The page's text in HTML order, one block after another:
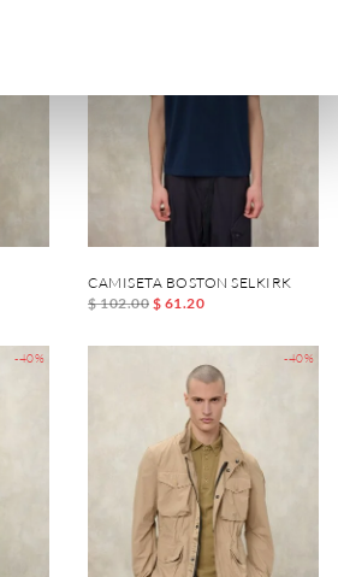
CAMISETA BOSTON SELKIRK
$ 102.00 $ 61.20
-40% -40%